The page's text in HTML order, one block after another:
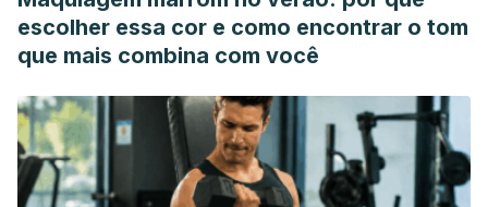
Jensen, S., & Skriver, S. (2014).
Ugeskrift for
,
(25), 11120678.
Mayo Clinic. (1 de abril de 2024).
Sodium Bicarbonate (Oral
Route, Intravenous Route, Subcutaneous Route)
https://www.mayoclinic.org/drugs-supplements/sodium-
bicarbonate-oral-route-intravenous-route-subcutaneous-
escolher essa cor e como encontrar o tom
que mais combina com você